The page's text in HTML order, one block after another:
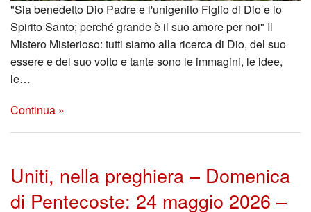
"Sia benedetto Dio Padre e l'unigenito Figlio di Dio e lo
Spirito Santo; perché grande è il suo amore per noi" Il
Mistero Misterioso: tutti siamo alla ricerca di Dio, del suo
essere e del suo volto e tante sono le immagini, le idee,
le…
Continua »
Uniti, nella preghiera – Domenica
di Pentecoste: 24 maggio 2026 –